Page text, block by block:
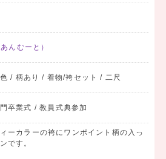
んむーと）
/ 柄あり / 着物/袴セット / 二尺
卒業式 / 教員式典参加
ーカラーの袴にワンポイント柄の入っ
です。